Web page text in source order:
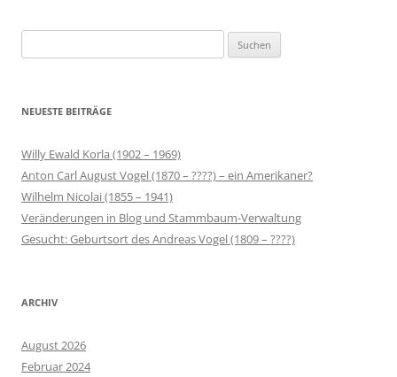
nach:
NEUESTE BEITRÄGE
Willy Ewald Korla (1902 – 1969)
Anton Carl August Vogel (1870 – ????) – ein Amerikaner?
Wilhelm Nicolai (1855 – 1941)
Veränderungen in Blog und Stammbaum-Verwaltung
Gesucht: Geburtsort des Andreas Vogel (1809 – ????)
ARCHIV
August 2026
Februar 2024